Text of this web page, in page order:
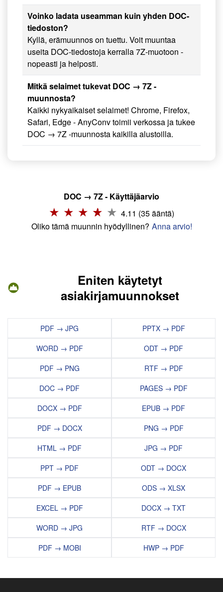
Voinko ladata useamman kuin yhden DOC-
tiedoston?
Kyllä, erämuunnos on tuettu. Voit muuntaa
useita DOC-tiedostoja kerralla 7Z-muotoon -
nopeasti ja helposti.
Mitkä selaimet tukevat DOC → 7Z -
muunnosta?
Kaikki nykyaikaiset selaimet! Chrome, Firefox,
Safari, Edge - AnyConv toimii verkossa ja tukee
DOC → 7Z -muunnosta kaikilla alustoilla.
DOC → 7Z - Käyttäjäarvio
4.11 (35 ääntä)
Oliko tämä muunnin hyödyllinen? Anna arvio!
Eniten käytetyt
asiakirjamuunnokset
PDF → JPG
WORD → PDF
PDF → PNG
DOC → PDF
DOCX → PDF
PDF → DOCX
HTML → PDF
PPT → PDF
PDF → EPUB
EXCEL → PDF
WORD → JPG
PDF → MOBI
PPTX → PDF
ODT → PDF
RTF → PDF
PAGES → PDF
EPUB → PDF
PNG → PDF
JPG → PDF
ODT → DOCX
ODS → XLSX
DOCX → TXT
RTF → DOCX
HWP → PDF